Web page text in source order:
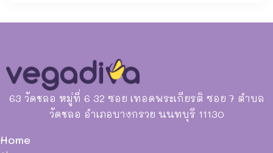
63 วัดชลอ หมู่ที่ 6 32 ซอย เทอดพระเกียรติ ซอย 7 ตำบล
วัดชลอ อำเภอบางกรวย นนทบุรี 11130
Home